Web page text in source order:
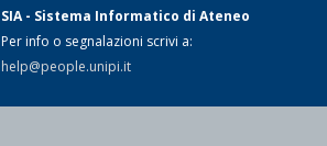
SIA - Sistema Informatico di Ateneo
Per info o segnalazioni scrivi a:
help@people.unipi.it